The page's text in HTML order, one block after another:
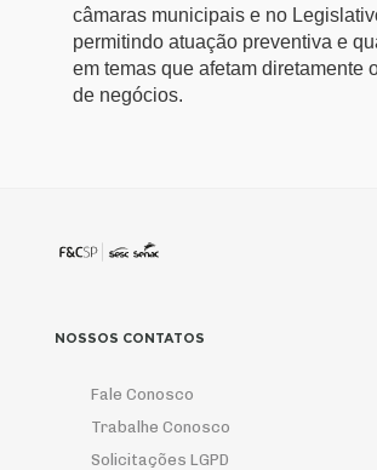
câmaras municipais e no
permitindo atuação preventiva e
em temas que afetam diretamente
de negócios.
NOSSOS CONTATOS
Fale Conosco
Trabalhe Conosco
Solicitações LGPD